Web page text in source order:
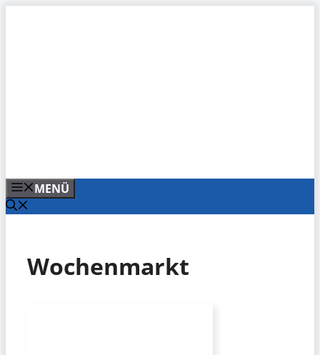
MENÜ
Wochenmarkt